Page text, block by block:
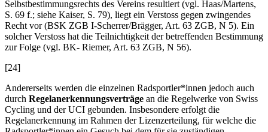
Selbstbestimmungsrechts des Vereins resultiert (vgl. Haas/Martens,
S. 69 f.; siehe Kaiser, S. 79), liegt ein Verstoss gegen zwingendes
Recht vor (BSK ZGB I-Scherrer/Brägger, Art. 63 ZGB, N 5). Ein
solcher Verstoss hat die Teilnichtigkeit der betreffenden Bestimmung
zur Folge (vgl. BK- Riemer, Art. 63 ZGB, N 56).
[24]
Andererseits werden die einzelnen Radsportler*innen jedoch auch
durch Regelanerkennungsverträge an die Regelwerke von Swiss
Cycling und der UCI gebunden. Insbesondere erfolgt die
Regelanerkennung im Rahmen der Lizenzerteilung, für welche die